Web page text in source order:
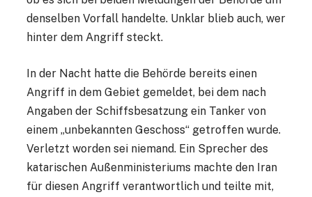
denselben Vorfall handelte. Unklar blieb auch, wer
hinter dem Angriff steckt.
In der Nacht hatte die Behörde bereits einen
Angriff in dem Gebiet gemeldet, bei dem nach
Angaben der Schiffsbesatzung ein Tanker von
einem „unbekannten Geschoss“ getroffen wurde.
Verletzt worden sei niemand. Ein Sprecher des
katarischen Außenministeriums machte den Iran
für diesen Angriff verantwortlich und teilte mit,